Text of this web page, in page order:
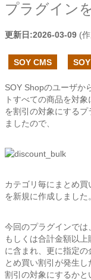
プラグイン
更新日:2026-03-09 (
SOY CMS
SOY Shopのユーザか
トすべての商品を対
を割引の対象にする
ましたので、
カテゴリ毎にまとめ
を新規に作成しました。
今回のプラグインでは
もしくは合計金額以
に含まれ、更に指定
とめ買い割引が発生
割引の対象にするかと